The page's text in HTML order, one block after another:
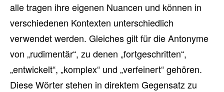
alle tragen ihre eigenen Nuancen und können in
verschiedenen Kontexten unterschiedlich
verwendet werden. Gleiches gilt für die Antonyme
von „rudimentär“, zu denen „fortgeschritten“,
„entwickelt“, „komplex“ und „verfeinert“ gehören.
Diese Wörter stehen in direktem Gegensatz zu